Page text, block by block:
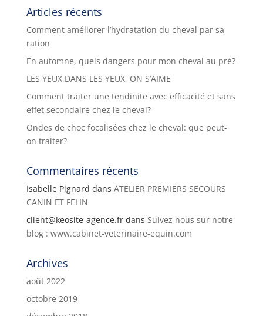
Articles récents
Comment améliorer l’hydratation du cheval par sa
ration
En automne, quels dangers pour mon cheval au pré?
LES YEUX DANS LES YEUX, ON S’AIME
Comment traiter une tendinite avec efficacité et sans
effet secondaire chez le cheval?
Ondes de choc focalisées chez le cheval: que peut-
on traiter?
Commentaires récents
Isabelle Pignard dans ATELIER PREMIERS SECOURS
CANIN ET FELIN
client@keosite-agence.frdans Suivez nous sur notre
blog : www.cabinet-veterinaire-equin.com
Archives
août 2022
octobre 2019